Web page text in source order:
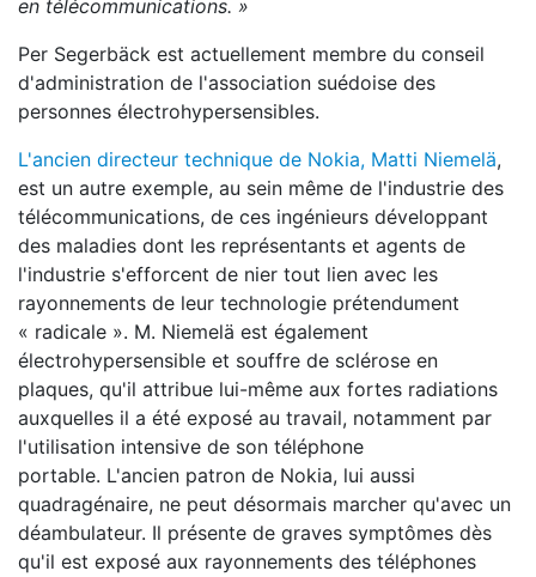
en télécommunications. »
Per Segerbäck est actuellement membre du conseil
d'administration de l'association suédoise des
personnes électrohypersensibles.
L'ancien directeur technique de Nokia, Matti Niemelä,
est un autre exemple, au sein même de l'industrie des
télécommunications, de ces ingénieurs développant
des maladies dont les représentants et agents de
l'industrie s'efforcent de nier tout lien avec les
rayonnements de leur technologie prétendument
« radicale ». M. Niemelä est également
électrohypersensible et souffre de sclérose en
plaques, qu'il attribue lui-même aux fortes radiations
auxquelles il a été exposé au travail, notamment par
l'utilisation intensive de son téléphone
portable. L'ancien patron de Nokia, lui aussi
quadragénaire, ne peut désormais marcher qu'avec un
déambulateur. Il présente de graves symptômes dès
qu'il est exposé aux rayonnements des téléphones